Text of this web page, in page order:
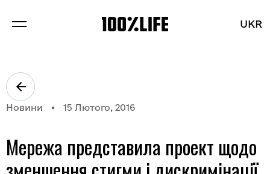
UKR
UKR
ПРОЕКТИ
БЛОГ
Новини 15 Лютого, 2016
Мережа представила проект щодо